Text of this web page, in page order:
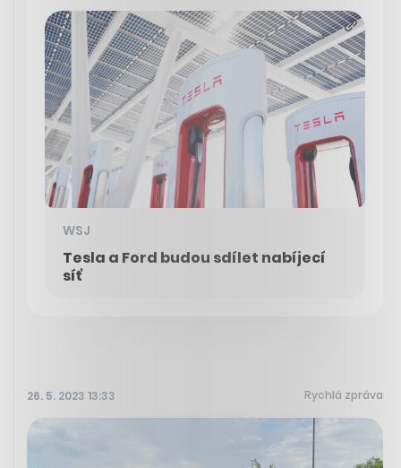
WSJ
Tesla a Ford budou sdílet nabíjecí
síť
26. 5. 2023 13:33 Rychlá zpráva